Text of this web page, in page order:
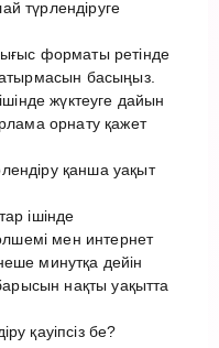
түрлендіруге
форматы ретінде
басыңыз.
жүктеуге дайын
орнату қажет
қанша уақыт
ішінде
мен интернет
минутқа дейін
нақты уақытта
қауіпсіз бе?